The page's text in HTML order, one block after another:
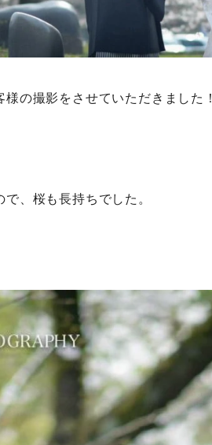
の撮影をさせていただきました！
、桜も長持ちでした。